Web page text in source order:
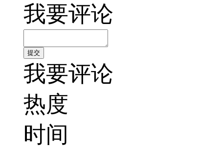
我要评论
我要评论
热度
时间